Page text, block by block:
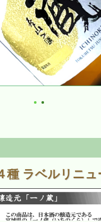
種 ラベルリニュ